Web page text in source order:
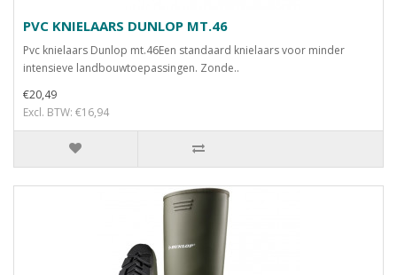
PVC KNIELAARS DUNLOP MT.46
Pvc knielaars Dunlop mt.46Een standaard knielaars voor minder
intensieve landbouwtoepassingen. Zonde..
€20,49
Excl. BTW: €16,94